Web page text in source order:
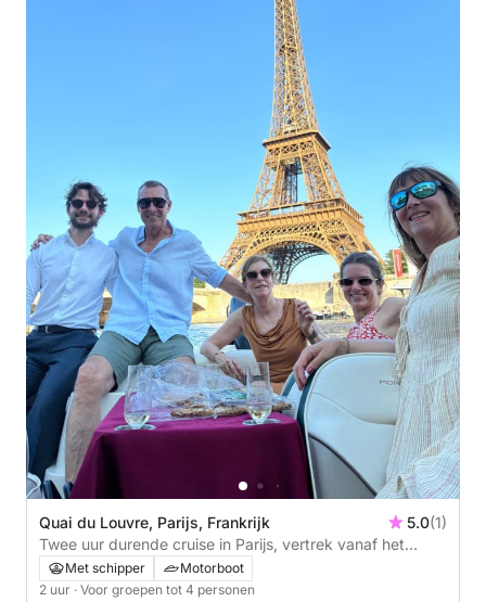
Quai du Louvre, Parijs, Frankrijk 5.0(1)
Twee uur durende cruise in Parijs, vertrek vanaf het
stadhuis.
Met schipper
Motorboot
2 uur · Voor groepen tot 4 personen